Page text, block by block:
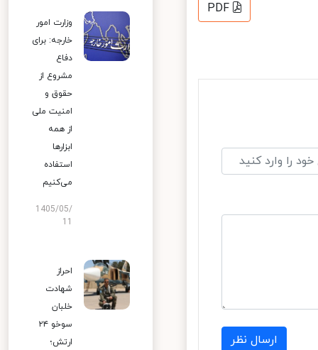
PDF
ارسال نظر
وزارت امور
خارجه: برای
دفاع
مشروع از
حقوق و
امنیت ملی
از همه
ابزارها
استفاده
می‌کنیم
1405/05/
احراز
شهادت
خلبان
سوخو ۲۴
ارتش؛